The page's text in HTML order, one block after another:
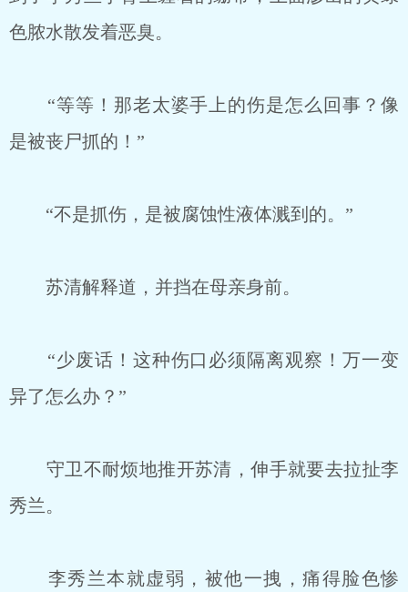
色脓水散发着恶臭。
“等等！那老太婆手上的伤是怎么回事？像
是被丧尸抓的！”
“不是抓伤，是被腐蚀性液体溅到的。”
苏清解释道，并挡在母亲身前。
“少废话！这种伤口必须隔离观察！万一变
异了怎么办？”
守卫不耐烦地推开苏清，伸手就要去拉扯李
秀兰。
李秀兰本就虚弱，被他一拽，痛得脸色惨